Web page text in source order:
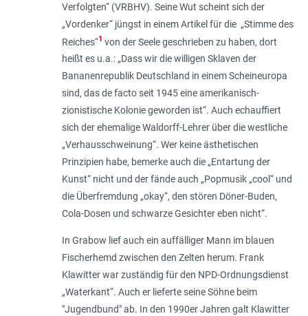
Verfolgten“ (VRBHV). Seine Wut scheint sich der
„Vordenker“ jüngst in einem Artikel für die „Stimme des
Reiches“1 von der Seele geschrieben zu haben, dort
heißt es u.a.: „Dass wir die willigen Sklaven der
Bananenrepublik Deutschland in einem Scheineuropa
sind, das de facto seit 1945 eine amerikanisch-
zionistische Kolonie geworden ist“. Auch echauffiert
sich der ehemalige Waldorff-Lehrer über die westliche
„Verhausschweinung“. Wer keine ästhetischen
Prinzipien habe, bemerke auch die „Entartung der
Kunst“ nicht und der fände auch „Popmusik „cool“ und
die Überfremdung „okay“, den stören Döner-Buden,
Cola-Dosen und schwarze Gesichter eben nicht“.
In Grabow lief auch ein auffälliger Mann im blauen
Fischerhemd zwischen den Zelten herum. Frank
Klawitter war zuständig für den NPD-Ordnungsdienst
„Waterkant“. Auch er lieferte seine Söhne beim
"Jugendbund" ab. In den 1990er Jahren galt Klawitter